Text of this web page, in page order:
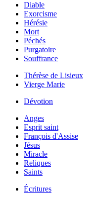
Diable
Exorcisme
Hérésie
Mort
Péchés
Purgatoire
Souffrance
Thérèse de Lisieux
Vierge Marie
Dévotion
Anges
Esprit saint
François d'Assise
Jésus
Miracle
Reliques
Saints
Écritures